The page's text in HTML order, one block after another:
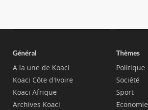
Général
A la une de Koaci
Koaci Côte d'Ivoire
Koaci Afrique
Archives Koaci
Thèmes
Politique
Société
Sport
Economie